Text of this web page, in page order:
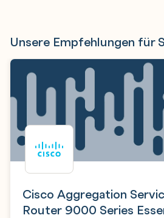
Unsere Empfehlungen für
Cisco Aggregation
Router 9000 Series